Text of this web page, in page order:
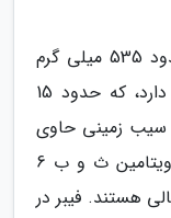
یک سیب زمینی پخته شده متوسط حدود 535 میلی گرم
پتاسیم (و فقط 17.3 میلی گرم سدیم) دارد، که حدود 15
سیب زمینی حاوی
کلسترول نیست و حاوی فیبر، پتاسیم، ویتامین ث و ب 6
هستند. فیبر در